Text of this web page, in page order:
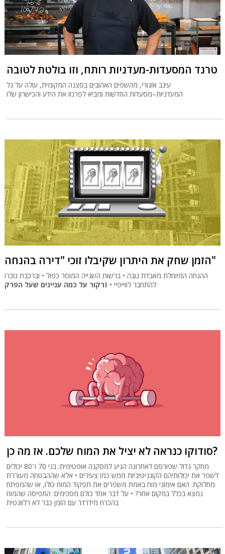
טרנד המסעדות-מעדניות רותח, וזו בולטת לטובה
עינב אזגורי, מהשפים האהובים בסצנה המקומית, עולה על גל
המעדניות–מסעדות החדשות ומביא לפרנזו את הידע והכישרון שלו
הזמן שחק את היתרון שקיבלו זוכי "דירה בהנחה"
ההנחה המיוחלת מאבדת גובה • ברשות השנייה המוסר כפול • וברכבת נזכרו
להתחבר לווייפיי • זרקור על כמה עניינים שעל הפרק
סודוקו כנראה לא יציל את המוח שלכם. אז מה כן?
מחקר גדול שפורסם לאחרונה הגיע למסקנה אופטימית: בני 70 ו־80 יכולים
לשפר את יכולותיהם הקוגניטיביות ממש כמו צעירים • אלא שההבטחה מעוררת
מחלוקת: האם אימוני מוח באמת משפרים את תפקוד המוח כולו, או שהמפתח
נמצא בכלל במקום אחר? • על דבר אחד כולם מסכימים: התפיסה שהמוח
בהכרח מידרדר עם הזמן כבר לא רלוונטית